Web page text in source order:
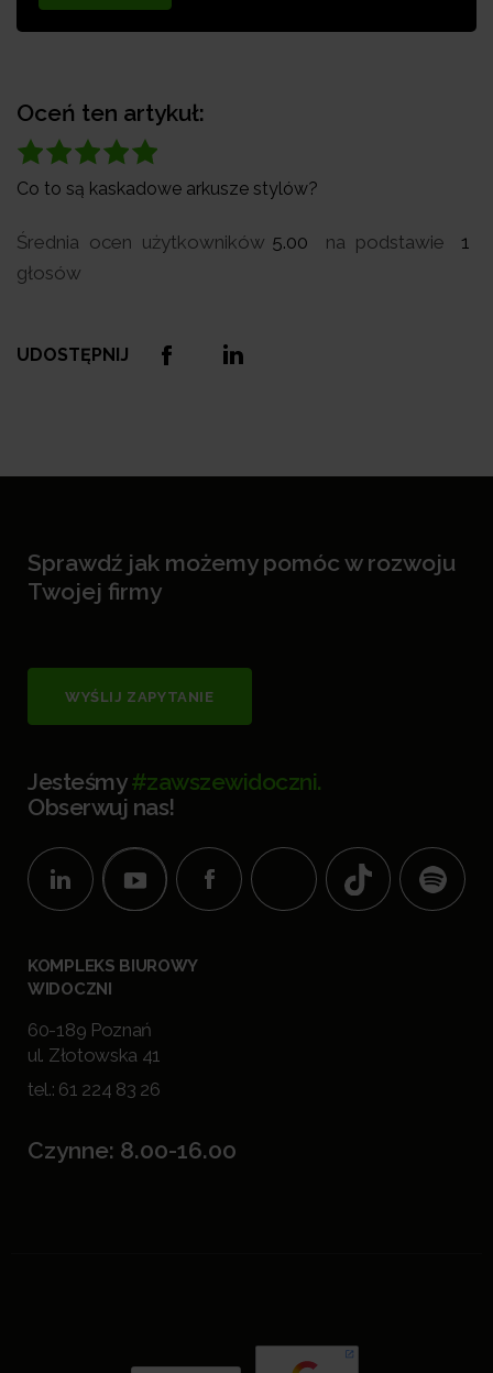
Oceń ten artykuł:
Co to są kaskadowe arkusze stylów?
Średnia ocen użytkowników 5.00 na podstawie
1
głosów
UDOSTĘPNIJ
Sprawdź jak możemy pomóc w rozwoju
Twojej firmy
WYŚLIJ ZAPYTANIE
Jesteśmy#zawszewidoczni.
Obserwuj nas!
KOMPLEKS BIUROWY
WIDOCZNI
60-189 Poznań
ul. Złotowska 41
tel.: 61 224 83 26
Czynne: 8.00-16.00